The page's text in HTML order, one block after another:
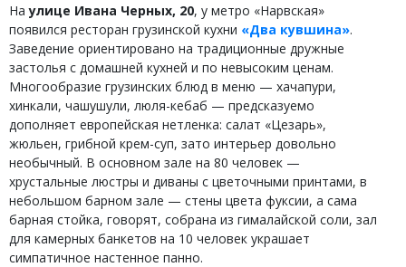
Наулице Ивана Черных, 20, у метро «Нарвская»
появился ресторан грузинской кухни «Два кувшина».
Заведение ориентировано на традиционные дружные
застолья с домашней кухней и по невысоким ценам.
Многообразие грузинских блюд в меню — хачапури,
хинкали, чашушули, люля-кебаб — предсказуемо
дополняет европейская нетленка: салат «Цезарь»,
жюльен, грибной крем-суп, зато интерьер довольно
необычный. В основном зале на 80 человек —
хрустальные люстры и диваны с цветочными принтами, в
небольшом барном зале — стены цвета фуксии, а сама
барная стойка, говорят, собрана из гималайской соли, зал
для камерных банкетов на 10 человек украшает
симпатичное настенное панно.